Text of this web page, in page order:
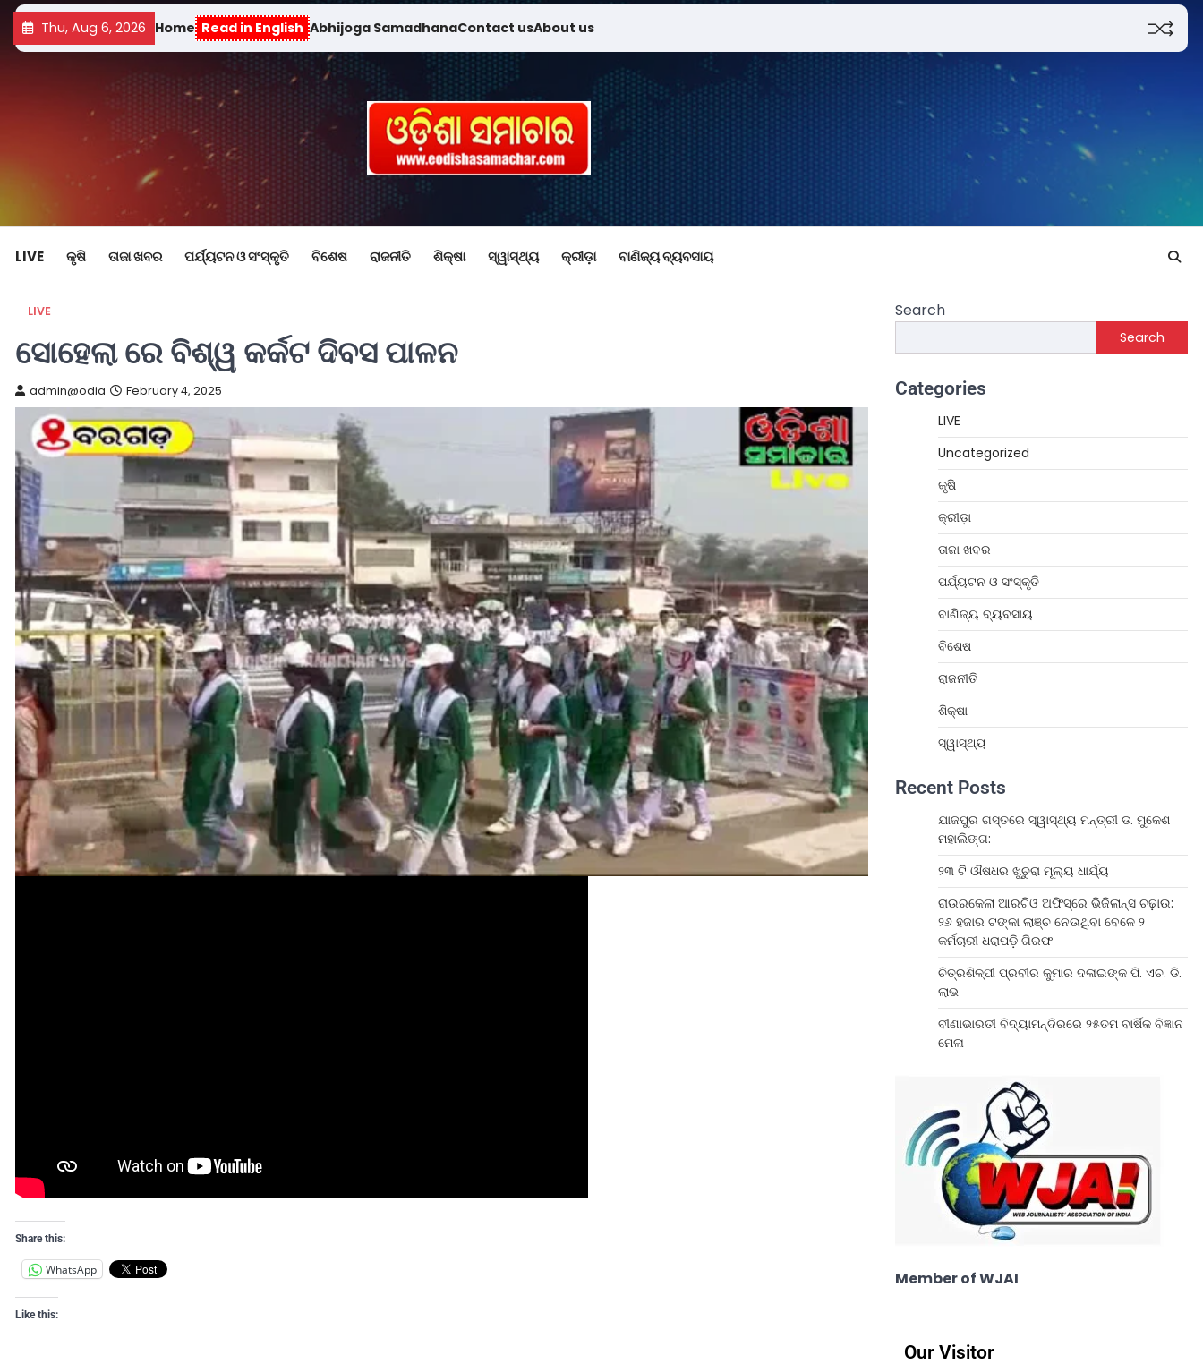
Thu, Aug 6, 2026 Home Read in English Abhijoga SamadhanaContact usAbout us
LIVE କୃଷି ତାଜା ଖବର ପର୍ଯ୍ୟଟନ ଓ ସଂସ୍କୃତି ବିଶେଷ ରାଜନୀତି ଶିକ୍ଷା ସ୍ୱାସ୍ଥ୍ୟ କ୍ରୀଡ଼ା ବାଣିଜ୍ୟ ବ୍ୟବସାୟ
LIVE
ସୋହେଲା ରେ ବିଶ୍ୱ କର୍କଟ ଦିବସ ପାଳନ
admin@odia February 4, 2025
Share this:
WhatsApp
Like this:
Search
Search
Categories
LIVE
Uncategorized
କୃଷି
କ୍ରୀଡ଼ା
ତାଜା ଖବର
ପର୍ଯ୍ୟଟନ ଓ ସଂସ୍କୃତି
ବାଣିଜ୍ୟ ବ୍ୟବସାୟ
ବିଶେଷ
ରାଜନୀତି
ଶିକ୍ଷା
ସ୍ୱାସ୍ଥ୍ୟ
Recent Posts
ଯାଜପୁର ଗସ୍ତରେ ସ୍ୱାସ୍ଥ୍ୟ ମନ୍ତ୍ରୀ ଡ. ମୁକେଶ
ମହାଲିଙ୍ଗ:
୨୩ ଟି ଔଷଧର ଖୁଚୁରା ମୂଲ୍ୟ ଧାର୍ଯ୍ୟ
ରାଉରକେଲା ଆରଟିଓ ଅଫିସ୍‌ରେ ଭିଜିଲାନ୍ସ ଚଢ଼ାଉ:
୨୬ ହଜାର ଟଙ୍କା ଲାଞ୍ଚ ନେଉଥିବା ବେଳେ ୨
କର୍ମଚାରୀ ଧରାପଡ଼ି ଗିରଫ
ଚିତ୍ରଶିଳ୍ପୀ ପ୍ରବୀର କୁମାର ଦଳାଇଙ୍କ ପି. ଏଚ. ଡି.
ଲାଭ
ବୀଣାଭାରତୀ ବିଦ୍ୟାମନ୍ଦିରରେ ୨୫ତମ ବାର୍ଷିକ ବିଜ୍ଞାନ
ମେଳା
Member of WJAI
Our Visitor